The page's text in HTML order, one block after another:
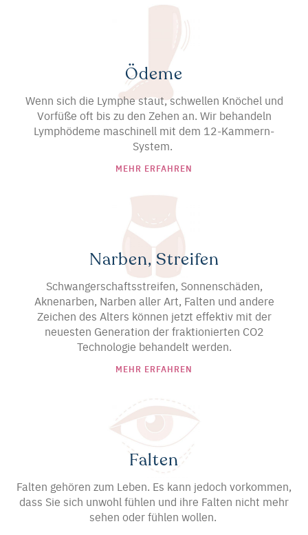
Ödeme
Wenn sich die Lymphe staut, schwellen Knöchel und
Vorfüße oft bis zu den Zehen an. Wir behandeln
Lymphödeme maschinell mit dem 12-Kammern-
System.
MEHR ERFAHREN
Narben, Streifen
Schwangerschaftsstreifen, Sonnenschäden,
Aknenarben, Narben aller Art, Falten und andere
Zeichen des Alters können jetzt effektiv mit der
neuesten Generation der fraktionierten CO2
Technologie behandelt werden.
MEHR ERFAHREN
Falten
Falten gehören zum Leben. Es kann jedoch vorkommen,
dass Sie sich unwohl fühlen und ihre Falten nicht mehr
sehen oder fühlen wollen.